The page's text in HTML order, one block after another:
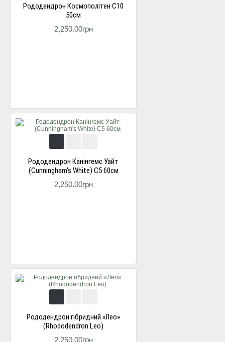
Рододендрон Космополітен С10
50см
2,250.00грн
Рододендрон Канінгемс Уайт
(Cunningham's White) С5 60см
2,250.00грн
Рододендрон гібридний «Лео»
(Rhododendron Leo)
2,250.00грн